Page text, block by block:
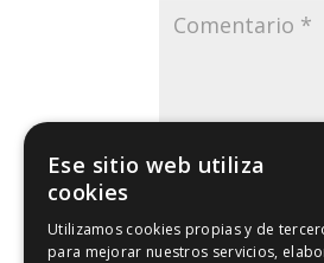
Ese sitio web utiliza
cookies
Utilizamos cookies propias y de
para mejorar nuestros servicios,